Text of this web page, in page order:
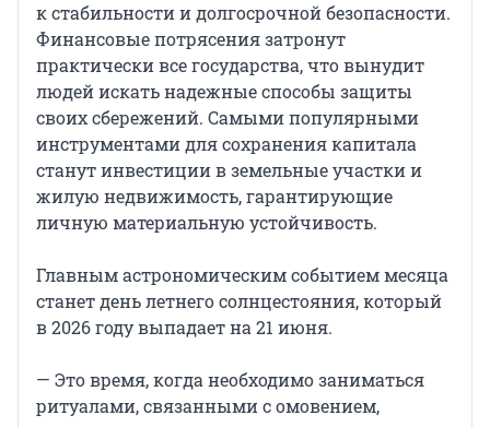
к стабильности и долгосрочной безопасности.
Финансовые потрясения затронут
практически все государства, что вынудит
людей искать надежные способы защиты
своих сбережений. Самыми популярными
инструментами для сохранения капитала
станут инвестиции в земельные участки и
жилую недвижимость, гарантирующие
личную материальную устойчивость.
Главным астрономическим событием месяца
станет день летнего солнцестояния, который
в 2026 году выпадает на 21 июня.
— Это время, когда необходимо заниматься
ритуалами, связанными с омовением,